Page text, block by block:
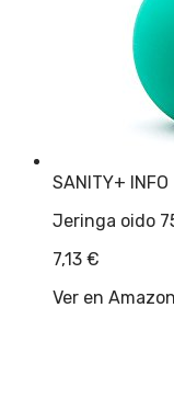
SANITY+ INFO
Jeringa oido
7,13 €
Ver en Amazon